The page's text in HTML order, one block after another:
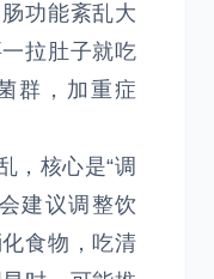
功能紊乱大
拉肚子就吃
群，加重症
核心是“调
建议调整饮
食物，吃清